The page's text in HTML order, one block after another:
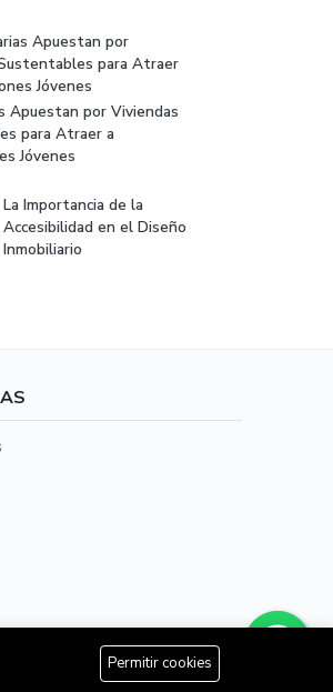
Apuestan por Viviendas
para Atraer a
Jóvenes
La Importancia de la
Accesibilidad en el Diseño
Inmobiliario
+56 9 87604585
Permitir cookies